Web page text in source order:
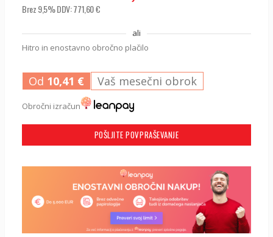
Brez 9,5% DDV:771,60€
ali
Hitro in enostavno obročno plačilo
Od 10,41 € Vaš mesečni obrok
Obročni izračun
POŠLJITE POVPRAŠEVANJE